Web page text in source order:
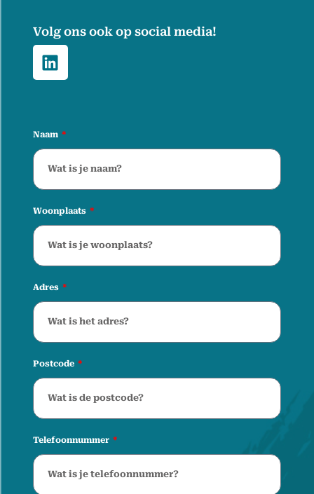
Volg ons ook op social media!
Naam
Woonplaats
Adres
Postcode
Telefoonnummer